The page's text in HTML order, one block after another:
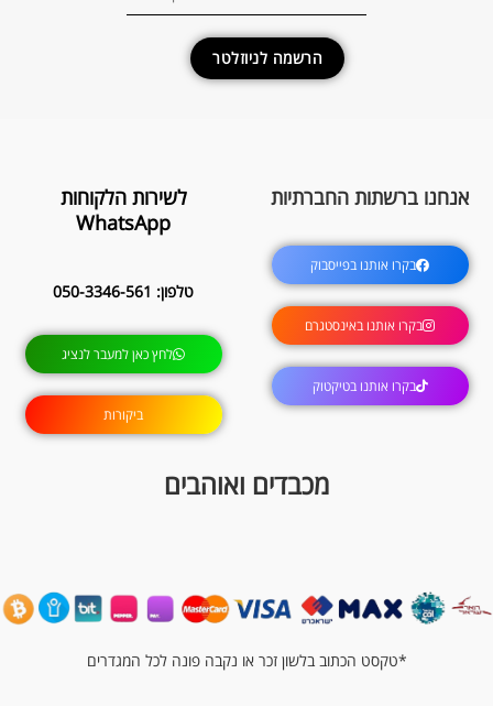
הרשמה לניוזלטר
אנחנו ברשתות החברתיות
בקרו אותנו בפייסבוק
בקרו אותנו באינסטגרם
בקרו אותנו בטיקטוק
לשירות הלקוחות
WhatsApp
טלפון: 050-3346-561
לחץ כאן למעבר לנציג
ביקורות
מכבדים ואוהבים
*טקסט הכתוב בלשון זכר או נקבה פונה לכל המגדרים